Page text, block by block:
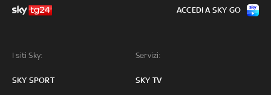
I siti Sky:
SKY SPORT
Servizi:
SKY TV
ACCEDI A SKY GO